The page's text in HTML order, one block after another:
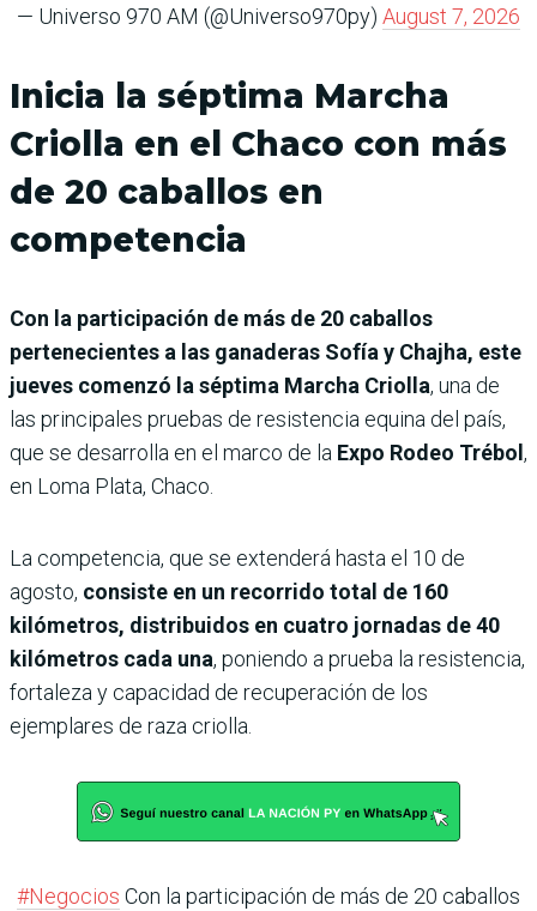
— Universo 970 AM (@Universo970py) August 7, 2026
Inicia la séptima Marcha
Criolla en el Chaco con más
de 20 caballos en
competencia
Con la participación de más de 20 caballos
pertenecientes a las ganaderas Sofía y Chajha, este
jueves comenzó la séptima Marcha Criolla, una de
las principales pruebas de resistencia equina del país,
que se desarrolla en el marco de la Expo Rodeo Trébol ,
en Loma Plata, Chaco.
La competencia, que se extenderá hasta el 10 de
agosto, consiste en un recorrido total de 160
kilómetros, distribuidos en cuatro jornadas de 40
kilómetros cada una, poniendo a prueba la resistencia,
fortaleza y capacidad de recuperación de los
ejemplares de raza criolla.
#Negocios Con la participación de más de 20 caballos